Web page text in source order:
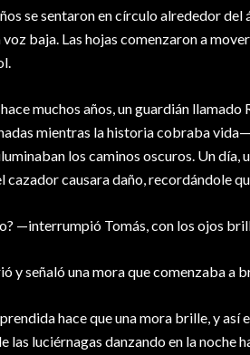
se sentaron en círculo alrededor
baja. Las hojas comenzaron a
muchos años, un guardián
mientras la historia cobraba
los caminos oscuros. Un
cazador causara daño, recordándole
—interrumpió Tomás, con los ojos
y señaló una mora que comenzaba a
hace que una mora brille, y
las luciérnagas danzando en la noche